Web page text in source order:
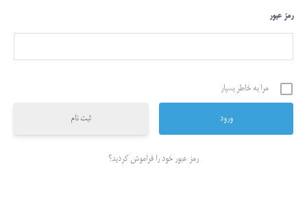
رمز عبور
مرا به خاطر بسپار
ثبت نام
رمز عبور خود را فراموش کردید؟